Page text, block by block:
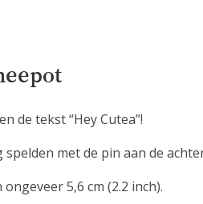
de tekst “Hey Cutea”!
met de pin aan de
5,6 cm (2.2 inch).